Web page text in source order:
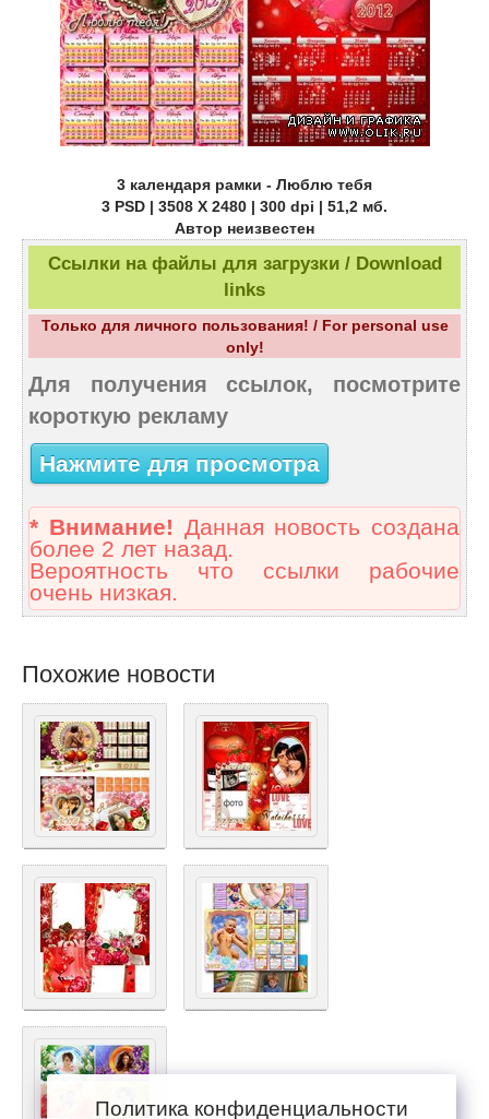
3 календаря рамки - Люблю тебя
3 PSD | 3508 X 2480 | 300 dpi | 51,2 мб.
Автор неизвестен
Ссылки на файлы для загрузки / Download
links
Только для личного пользования! / For personal use
only!
Для получения ссылок, посмотрите
короткую рекламу
Нажмите для просмотра
* Внимание! Данная новость создана
более 2 лет назад.
Вероятность что ссылки рабочие
очень низкая.
Похожие новости
Политика конфиденциальности